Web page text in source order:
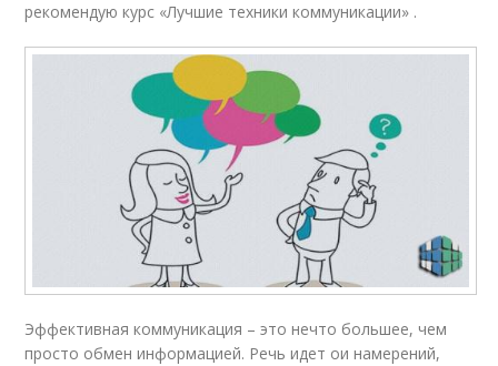
рекомендую курс «Лучшие техники коммуникации» .
Эффективная коммуникация – это нечто большее, чем
просто обмен информацией. Речь идет ои намерений,